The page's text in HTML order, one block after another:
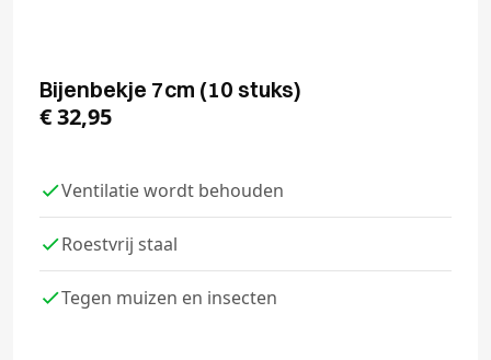
Bijenbekje 7cm (10 stuks)
€32,95
Ventilatie wordt behouden
Roestvrij staal
Tegen muizen en insecten